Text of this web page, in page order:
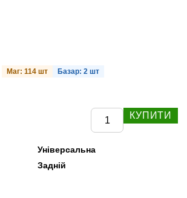
Маг: 114 шт Базар: 2 шт
КУПИТИ
Універсальна
Задній